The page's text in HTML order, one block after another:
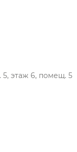
5, этаж 6, помещ. 5